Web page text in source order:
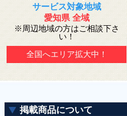
サービス対象地域
愛知県 全域
※周辺地域の方はご相談下さ
い！
全国へエリア拡大中！
掲載商品について